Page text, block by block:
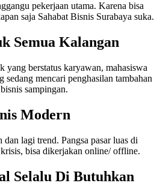
pekerjaan utama. Karena bisa
saja Sahabat Bisnis Surabaya suka.
Semua Kalangan
yang berstatus karyawan, mahasiswa
sedang mencari penghasilan tambahan
sampingan.
Modern
lagi trend. Pangsa pasar luas di
bisa dikerjakan online/ offline.
Selalu Di Butuhkan